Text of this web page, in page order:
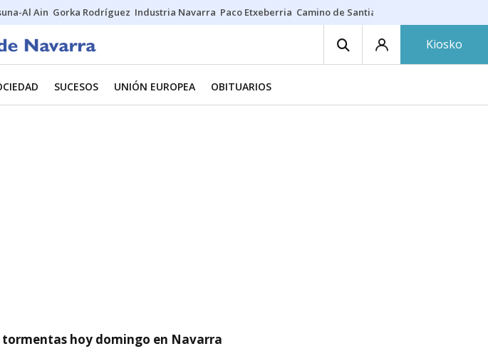
Al Ain Gorka Rodríguez Industria Navarra Paco Etxeberria Camino de Santiago
Kiosko
SUCESOS UNIÓN EUROPEA OBITUARIOS
tormentas hoy domingo en Navarra